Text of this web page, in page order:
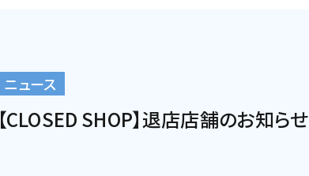
ニュース
【CLOSED SHOP】退店店舗のお知らせ